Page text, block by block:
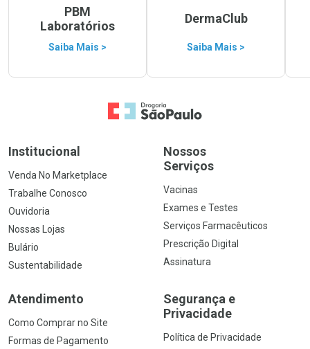
PBM
Laboratórios
Saiba Mais >
DermaClub
Saiba Mais >
Ir para a Home
Institucional
Venda No Marketplace
Trabalhe Conosco
Ouvidoria
Nossas Lojas
Bulário
Sustentabilidade
Nossos
Serviços
Vacinas
Exames e Testes
Serviços Farmacêuticos
Prescrição Digital
Assinatura
Atendimento
Como Comprar no Site
Formas de Pagamento
Segurança e
Privacidade
Política de Privacidade